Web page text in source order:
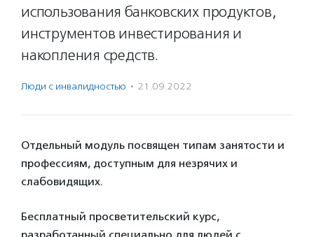
использования банковских продуктов,
инструментов инвестирования и
накопления средств.
Люди с инвалидностью · 21.09.2022
Отдельный модуль посвящен типам занятости и
профессиям, доступным для незрячих и
слабовидящих.
Бесплатный просветительский курс,